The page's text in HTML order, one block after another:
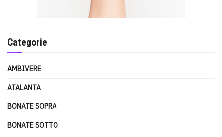
Categorie
AMBIVERE
ATALANTA
BONATE SOPRA
BONATE SOTTO